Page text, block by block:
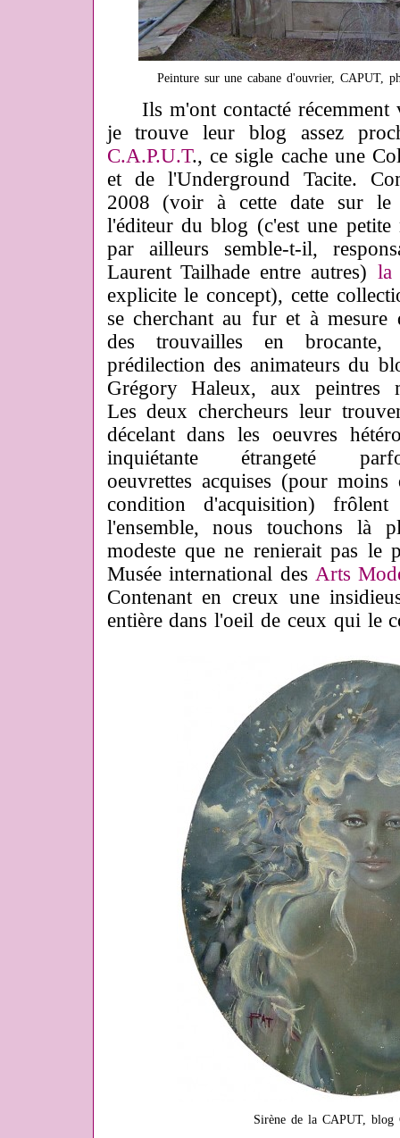
Peinture sur une cabane d'ouvrier, CAPUT,
Ils m'ont contacté récemment
je trouve leur blog assez
C.A.P.U.T., ce sigle cache une
et de l'Underground Tacite.
2008 (voir à cette date sur
l'éditeur du blog (c'est une
par ailleurs semble-t-il,
Laurent Tailhade entre autres) la
explicite le concept), cette
se cherchant au fur et à mesure
des trouvailles en
prédilection des animateurs du
Grégory Haleux, aux peintres
Les deux chercheurs leur
décelant dans les oeuvres
inquiétante étrangeté
oeuvrettes acquises (pour
condition d'acquisition)
l'ensemble, nous touchons là
modeste que ne renierait pas le
Musée international des Arts
Contenant en creux une
entière dans l'oeil de ceux qui le
Sirène de la CAPUT, blog